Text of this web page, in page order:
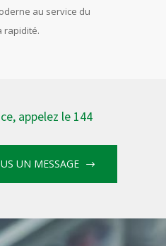
au service du
rapidité.
appelez le 144
UN MESSAGE